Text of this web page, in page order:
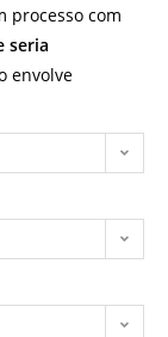
processo com
seria
envolve